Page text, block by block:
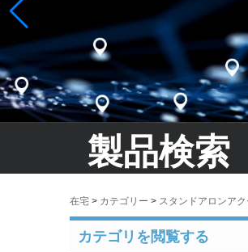
製品検索
在宅 > カテゴリー > スタンドアロンア
カテゴリを閲覧する